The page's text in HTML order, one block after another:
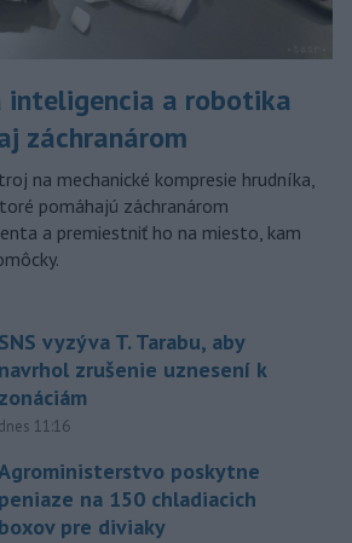
inteligencia a robotika
záchranárom
na mechanické kompresie hrudníka,
pomáhajú záchranárom
a premiestniť ho na miesto, kam
SNS vyzýva T. Tarabu, aby
navrhol zrušenie uznesení k
zonáciám
dnes 11:16
poskytne
peniaze na 150 chladiacich
boxov pre diviaky